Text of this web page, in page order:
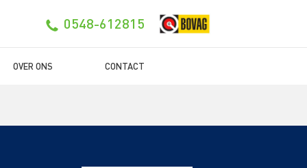
0548-612815
OVER ONS CONTACT